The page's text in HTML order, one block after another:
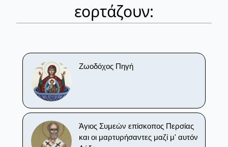
εορτάζουν:
Ζωοδόχος Πηγή
Άγιος Συμεών επίσκοπος Περσίας
και οι μαρτυρήσαντες μαζί μ' αυτόν